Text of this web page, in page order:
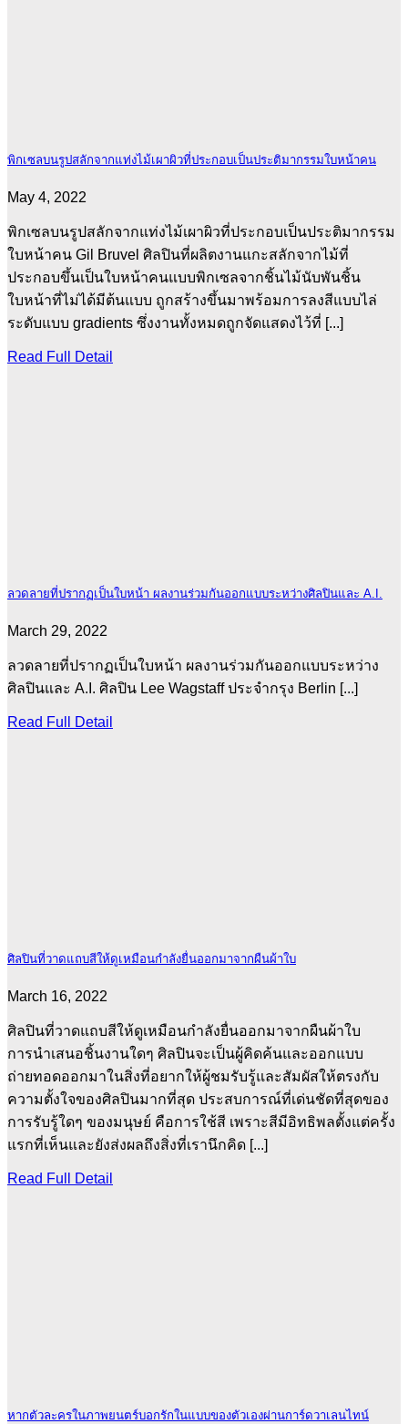
พิกเซลบนรูปสลักจากแท่งไม้เผาผิวที่ประกอบเป็นประติมากรรมใบหน้าคน
May 4, 2022
พิกเซลบนรูปสลักจากแท่งไม้เผาผิวที่ประกอบเป็นประติมากรรม
ใบหน้าคน Gil Bruvel ศิลปินที่ผลิตงานแกะสลักจากไม้ที่
ประกอบขึ้นเป็นใบหน้าคนแบบพิกเซลจากชิ้นไม้นับพันชิ้น
ใบหน้าที่ไม่ได้มีต้นแบบ ถูกสร้างขึ้นมาพร้อมการลงสีแบบไล่
ระดับแบบ gradients ซึ่งงานทั้งหมดถูกจัดแสดงไว้ที่ [...]
Read Full Detail
ลวดลายที่ปรากฏเป็นใบหน้า ผลงานร่วมกันออกแบบระหว่างศิลปินและ A.I.
March 29, 2022
ลวดลายที่ปรากฏเป็นใบหน้า ผลงานร่วมกันออกแบบระหว่าง
ศิลปินและ A.I. ศิลปิน Lee Wagstaff ประจำกรุง Berlin [...]
Read Full Detail
ศิลปินที่วาดแถบสีให้ดูเหมือนกำลังยื่นออกมาจากผืนผ้าใบ
March 16, 2022
ศิลปินที่วาดแถบสีให้ดูเหมือนกำลังยื่นออกมาจากผืนผ้าใบ
การนำเสนอชิ้นงานใดๆ ศิลปินจะเป็นผู้คิดค้นและออกแบบ
ถ่ายทอดออกมาในสิ่งที่อยากให้ผู้ชมรับรู้และสัมผัสให้ตรงกับ
ความตั้งใจของศิลปินมากที่สุด ประสบการณ์ที่เด่นชัดที่สุดของ
การรับรู้ใดๆ ของมนุษย์ คือการใช้สี เพราะสีมีอิทธิพลตั้งแต่ครั้ง
แรกที่เห็นและยังส่งผลถึงสิ่งที่เรานึกคิด [...]
Read Full Detail
หากตัวละครในภาพยนตร์บอกรักในแบบของตัวเองผ่านการ์ดวาเลนไทน์